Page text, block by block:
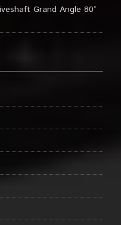
Grand Angle 80°